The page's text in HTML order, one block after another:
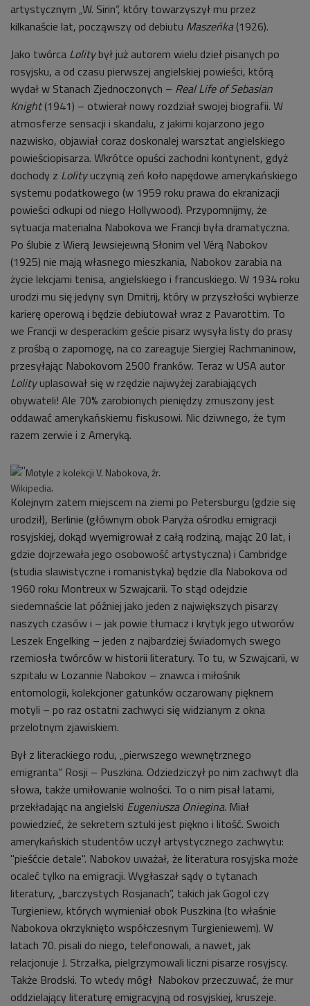
artystycznym „W. Sirin”, który towarzyszył mu przez
kilkanaście lat, począwszy od debiutu Maszeńka(1926).
Jako twórca Lolitybył już autorem wielu dzieł pisanych po
rosyjsku, a od czasu pierwszej angielskiej powieści, którą
wydał w Stanach Zjednoczonych – Real Life of Sebasian
Knight(1941) – otwierał nowy rozdział swojej biografii. W
atmosferze sensacji i skandalu, z jakimi kojarzono jego
nazwisko, objawiał coraz doskonalej warsztat angielskiego
powieściopisarza. Wkrótce opuści zachodni kontynent, gdyż
dochody z Lolityuczynią zeń koło napędowe amerykańskiego
systemu podatkowego (w 1959 roku prawa do ekranizacji
powieści odkupi od niego Hollywood). Przypomnijmy, że
sytuacja materialna Nabokova we Francji była dramatyczna.
Po ślubie z Wierą Jewsiejewną Słonim vel Vérą Nabokov
(1925) nie mają własnego mieszkania, Nabokov zarabia na
życie lekcjami tenisa, angielskiego i francuskiego. W 1934 roku
urodzi mu się jedyny syn Dmitrij, który w przyszłości wybierze
karierę operową i będzie debiutował wraz z Pavarottim. To
we Francji w desperackim geście pisarz wysyła listy do prasy
z prośbą o zapomogę, na co zareaguje Siergiej Rachmaninow,
przesyłając Nabokovom 2500 franków. Teraz w USA autor
Lolityuplasował się w rzędzie najwyżej zarabiających
obywateli! Ale 70% zarobionych pieniędzy zmuszony jest
oddawać amerykańskiemu fiskusowi. Nic dziwnego, że tym
razem zerwie i z Ameryką.
Motyle z kolekcji V. Nabokova, źr.
Wikipedia.
Kolejnym zatem miejscem na ziemi po Petersburgu (gdzie się
urodził), Berlinie (głównym obok Paryża ośrodku emigracji
rosyjskiej, dokąd wyemigrował z całą rodziną, mając 20 lat, i
gdzie dojrzewała jego osobowość artystyczna) i Cambridge
(studia slawistyczne i romanistyka) będzie dla Nabokova od
1960 roku Montreux w Szwajcarii. To stąd odejdzie
siedemnaście lat później jako jeden z największych pisarzy
naszych czasów i – jak powie tłumacz i krytyk jego utworów
Leszek Engelking – jeden z najbardziej świadomych swego
rzemiosła twórców w historii literatury. To tu, w Szwajcarii, w
szpitalu w Lozannie Nabokov – znawca i miłośnik
entomologii, kolekcjoner gatunków oczarowany pięknem
motyli – po raz ostatni zachwyci się widzianym z okna
przelotnym zjawiskiem.
Był z literackiego rodu, „pierwszego wewnętrznego
emigranta” Rosji – Puszkina. Odziedziczył po nim zachwyt dla
słowa, także umiłowanie wolności. To o nim pisał latami,
przekładając na angielski Eugeniusza Oniegina. Miał
powiedzieć, że sekretem sztuki jest piękno i litość. Swoich
amerykańskich studentów uczył artystycznego zachwytu:
"pieśćcie detale". Nabokov uważał, że literatura rosyjska może
ocaleć tylko na emigracji. Wygłaszał sądy o tytanach
literatury, „barczystych Rosjanach”, takich jak Gogol czy
Turgieniew, których wymieniał obok Puszkina (to właśnie
Nabokova okrzyknięto współczesnym Turgieniewem). W
latach 70. pisali do niego, telefonowali, a nawet, jak
relacjonuje J. Strzałka, pielgrzymowali liczni pisarze rosyjscy.
Także Brodski. To wtedy mógł Nabokov przeczuwać, że mur
oddzielający literaturę emigracyjną od rosyjskiej, kruszeje.